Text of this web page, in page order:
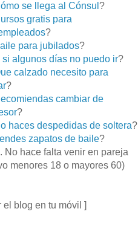
se llega al Cónsul ?
gratis para
?
para jubilados?
si algunos días no puedo ir?
calzado necesito para
?
cambiar de
?
haces despedidas de soltera?
zapatos de baile?
No hace falta venir en pareja
menores 18 o mayores 60)
el blog en tu móvil ]